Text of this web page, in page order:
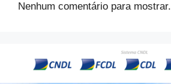
Nenhum comentário para mostrar.